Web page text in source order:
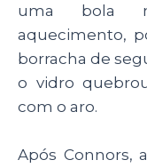
uma bola
aquecimento,
borracha de
o vidro
com o aro.
Após Connors,